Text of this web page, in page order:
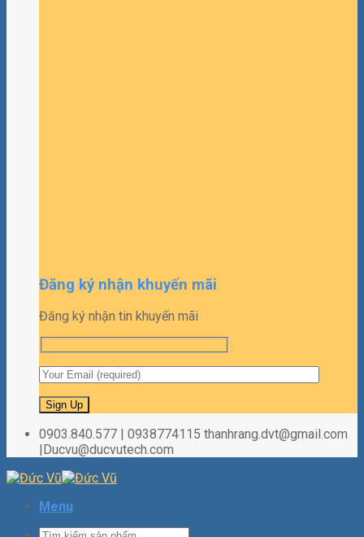
Đăng ký nhận khuyến mãi
Đăng ký nhận tin khuyến mãi
0903.840.577 | 0938774115 thanhrang.dvt@gmail.com
|Ducvu@ducvutech.com
Menu